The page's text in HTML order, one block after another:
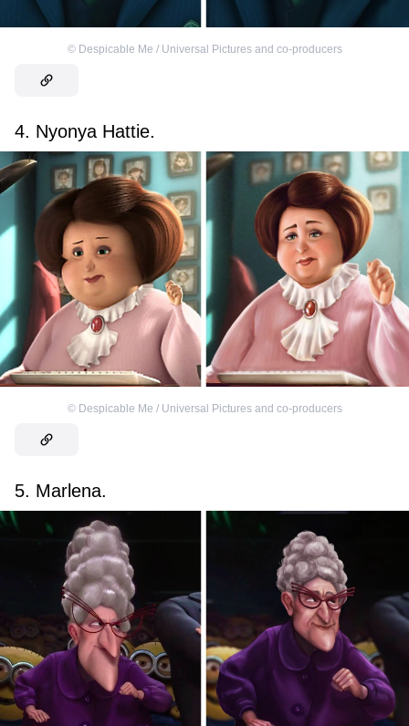
© Despicable Me / Universal Pictures and co-producers
4. Nyonya Hattie.
© Despicable Me / Universal Pictures and co-producers
5. Marlena.